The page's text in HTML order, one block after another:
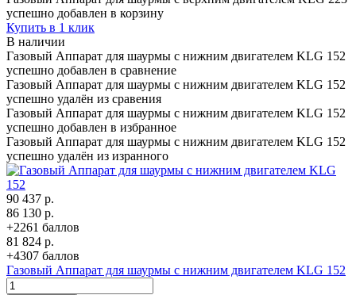
успешно добавлен в корзину
Купить в 1 клик
В наличии
Газовый Аппарат для шаурмы с нижним двигателем KLG 152
успешно добавлен в сравнение
Газовый Аппарат для шаурмы с нижним двигателем KLG 152
успешно удалён из сравения
Газовый Аппарат для шаурмы с нижним двигателем KLG 152
успешно добавлен в избранное
Газовый Аппарат для шаурмы с нижним двигателем KLG 152
успешно удалён из изранного
90 437 р.
86 130 р.
+2261 баллов
81 824 р.
+4307 баллов
Газовый Аппарат для шаурмы с нижним двигателем KLG 152